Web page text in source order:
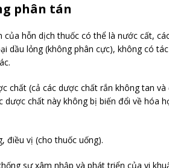
phân tán
hỗn dịch thuốc có thể là nước cất,
dầu lỏng (không phân cực), không có
chất (cả các dược chất rắn không tan
dược chất này không bị biến đổi về hóa
điều vị (cho thuốc uống).
sự xâm nhập và phát triển của vi